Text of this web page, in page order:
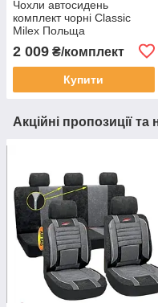
Чохли автосидень
комплект чорні Classic
Milex Польща
2 009 ₴/комплект
Купити
Акційні пропозиції та